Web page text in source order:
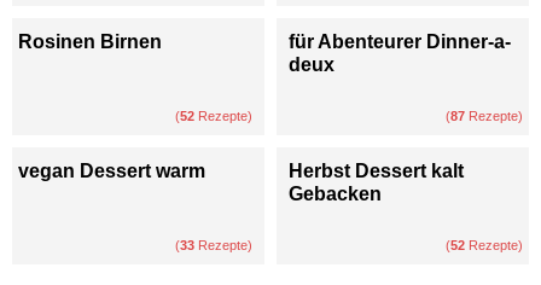
Rosinen Birnen
(52 Rezepte)
für Abenteurer Dinner-a-
deux
(87 Rezepte)
vegan Dessert warm
(33 Rezepte)
Herbst Dessert kalt
Gebacken
(52 Rezepte)